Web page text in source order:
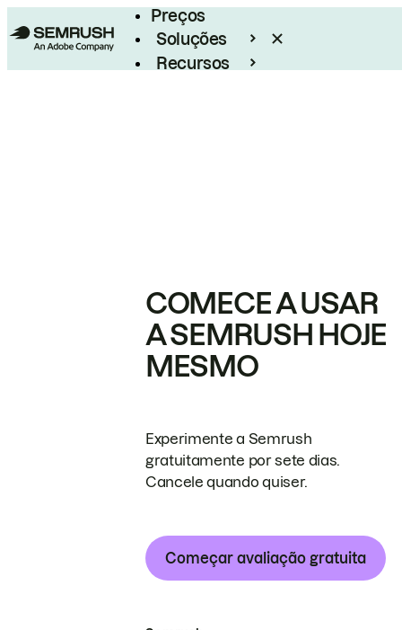
Preços
Soluções
Recursos
COMECE A USAR
A SEMRUSH HOJE
MESMO
Experimente a Semrush
gratuitamente por sete dias.
Cancele quando quiser.
Começar avaliação gratuita